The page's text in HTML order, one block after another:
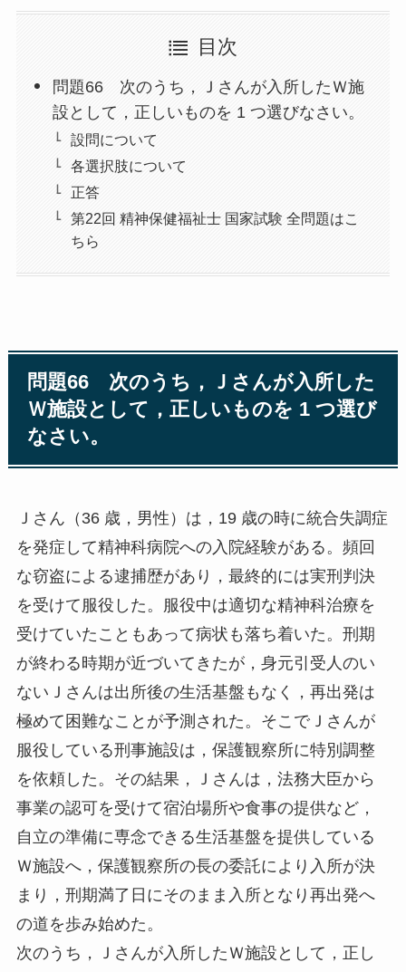
目次
問題66 次のうち，Ｊさんが入所したＷ施
設として，正しいものを 1 つ選びなさい。
設問について
各選択肢について
正答
第22回 精神保健福祉士 国家試験 全問題はこ
ちら
問題66 次のうち，Ｊさんが入所した
Ｗ施設として，正しいものを 1 つ選び
なさい。
Ｊさん（36 歳，男性）は，19 歳の時に統合失調症
を発症して精神科病院への入院経験がある。頻回
な窃盗による逮捕歴があり，最終的には実刑判決
を受けて服役した。服役中は適切な精神科治療を
受けていたこともあって病状も落ち着いた。刑期
が終わる時期が近づいてきたが，身元引受人のい
ないＪさんは出所後の生活基盤もなく，再出発は
極めて困難なことが予測された。そこでＪさんが
服役している刑事施設は，保護観察所に特別調整
を依頼した。その結果，Ｊさんは，法務大臣から
事業の認可を受けて宿泊場所や食事の提供など，
自立の準備に専念できる生活基盤を提供している
Ｗ施設へ，保護観察所の長の委託により入所が決
まり，刑期満了日にそのまま入所となり再出発へ
の道を歩み始めた。
次のうち，Ｊさんが入所したＷ施設として，正し